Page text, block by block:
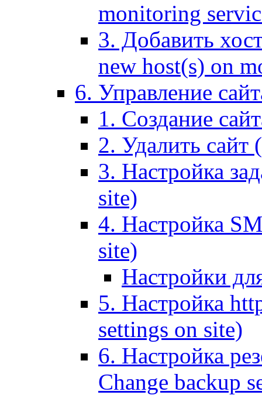
monitoring
3. Добавить
new host(s) on
6. Управление
1. Создание
2. Удалить сайт
3. Настройка
site)
4. Настройка
site)
Настройки
5. Настройка
settings on site)
6. Настройка
Change backup